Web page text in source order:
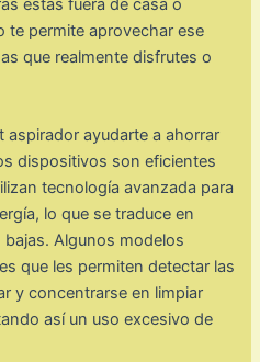
estás fuera de casa o
te permite aprovechar ese
que realmente disfrutes o
aspirador ayudarte a ahorrar
dispositivos son eficientes
tecnología avanzada para
lo que se traduce en
Algunos modelos
que les permiten detectar las
y concentrarse en limpiar
así un uso excesivo de